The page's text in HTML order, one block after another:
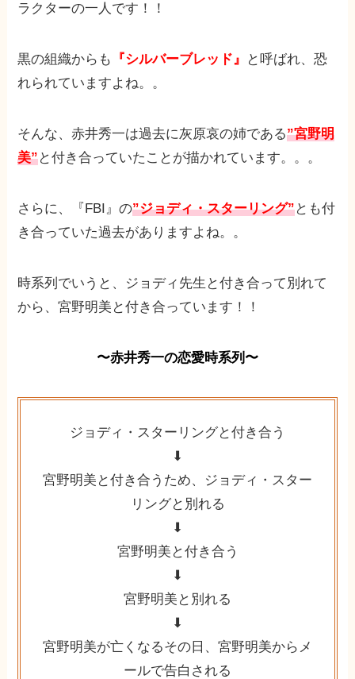
ラクターの一人です！！
黒の組織からも 『シルバーブレッド』
と呼ばれ、恐
れられていますよね。。
そんな、赤井秀一は過去に灰原哀の姉である”宮野明
美”と付き合っていたことが描かれています。。。
さらに、『FBI』の”ジョディ・スターリング”とも付
き合っていた過去がありますよね。。
時系列でいうと、ジョディ先生と付き合って別れて
から、宮野明美と付き合っています！！
〜赤井秀一の恋愛時系列〜
ジョディ・スターリングと付き合う
⬇︎
宮野明美と付き合うため、ジョディ・スター
リングと別れる
⬇︎
宮野明美と付き合う
⬇︎
宮野明美と別れる
⬇︎
宮野明美が亡くなるその日、宮野明美からメ
ールで告白される